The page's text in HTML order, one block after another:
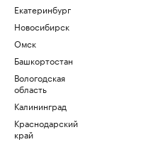
Екатеринбург
Новосибирск
Омск
Башкортостан
Вологодская
область
Калининград
Краснодарский
край